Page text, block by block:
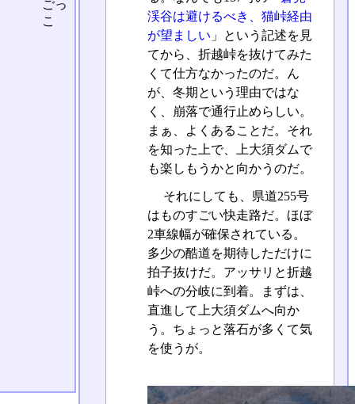
渓谷は避けるべき、猫峠経由
が望ましい 」という記述を見
てから、折越峠を抜けてみた
くて仕方なかったのだ。ん
が、冬期という理由ではな
く、崩落で通行止めらしい。
まぁ、よくあることだ。それ
を知った上で、上大須ダムで
も楽しもうかと向かうのだ。
それにしても、県道255号
はものすごい快走路だ。ほぼ
2車線幅が確保されている。
多少の酷道を期待しただけに
拍子抜けだ。アッサリと折越
峠への分岐に到着。まずは、
直進して上大須ダムへ向か
う。ちょっと落石が多くて気
を使うが。
ごっ
こ